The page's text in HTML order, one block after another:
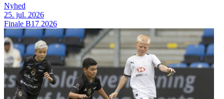
Nyhed
25. jul. 2026
Finale B17 2026